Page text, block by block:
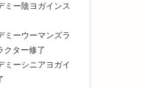
ミー陰ヨガインス
ミーウーマンズラ
クター修了
ミーシニアヨガイ